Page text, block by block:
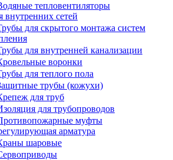
тепловентиляторы
внутренних сетей
для скрытого монтажа систем
для внутренней канализации
воронки
для теплого пола
трубы (кожухи)
для труб
для трубопроводов
муфты
арматура
шаровые